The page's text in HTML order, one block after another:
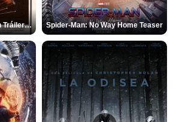
Star Trek II: la ira de Khan Tráiler VO Spider-Man: No Way Home Teaser